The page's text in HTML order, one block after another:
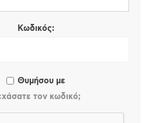
Κωδικός:
Θυμήσου με
τον κωδικό;